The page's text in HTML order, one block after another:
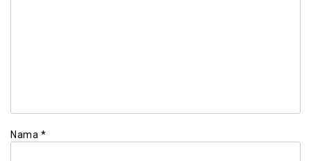
Nama *